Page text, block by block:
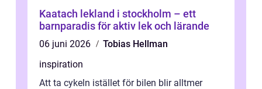
Kaatach lekland i stockholm – ett
barnparadis för aktiv lek och lärande
06 juni 2026
Tobias Hellman
inspiration
Att ta cykeln istället för bilen blir alltmer